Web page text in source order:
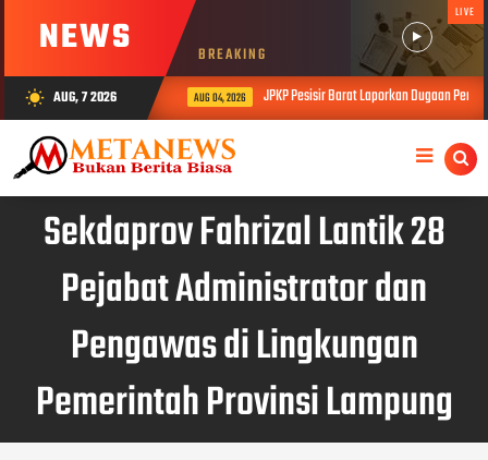
NEWS BREAKING
LIVE
wb_sunny AUG, 7 2026 AUG 04, 2026 JPKP Pesisir Barat Laporkan Dugaan
Sekdaprov Fahrizal Lantik 28
Pejabat Administrator dan
Pengawas di Lingkungan
Pemerintah Provinsi Lampung